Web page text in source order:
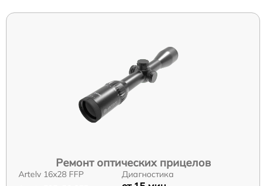
Ремонт оптических прицелов
Artelv 16x28 FFP
Диагностика